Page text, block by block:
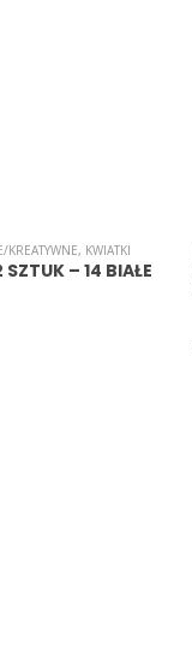
, KWIATKI
– 14 BIAŁE